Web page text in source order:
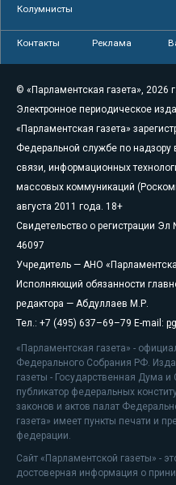
Колумнисты
Контакты Реклама
© «Парламентская газета», 2026 г.
Электронное периодическое
«Парламентская газета»
Федеральной службе по надзору
связи, информационных
массовых коммуникаций
августа 2011 года. 18+
Свидетельство о регистрации
46097
Учредитель — АНО
Исполняющий обязанности
редактора — Абдуллаев М.Р.
Тел.: +7 (495) 637–69–79 E-mail:
«Парламентская газета» -
Федерального Собрания РФ.
газеты - Государственная Дума
публикатор федеральных
законов и актов палат
газета» имеет пункты печати и
федерации.
Сайт «Парламентской газеты» -
достоверная информация о